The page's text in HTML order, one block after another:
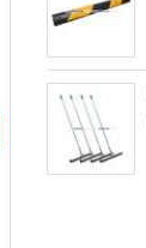
ba tầng